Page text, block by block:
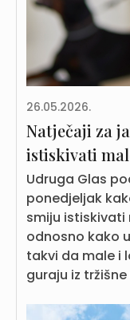
26.05.2026.
Natječaji za
istiskivati
Udruga Glas
ponedjeljak
smiju istiskivati
odnosno kako
takvi da male i
guraju iz